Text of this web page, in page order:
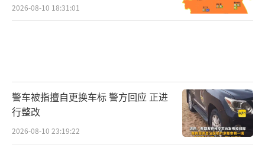
2026-08-10 18:31:01
警车被指擅自更换车标 警方回应 正进
行整改
2026-08-10 23:19:22